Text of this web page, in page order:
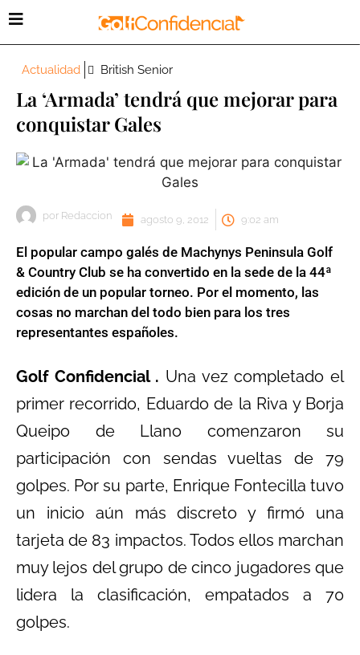
Actualidad British Senior
La ‘Armada’ tendrá que mejorar para
conquistar Gales
por Redaccion agosto 9, 2012 9:02 am
El popular campo galés de Machynys Peninsula Golf
& Country Club se ha convertido en la sede de la 44ª
edición de un popular torneo. Por el momento, las
cosas no marchan del todo bien para los tres
representantes españoles.
Golf Confidencial . Una vez completado el
primer recorrido, Eduardo de la Riva y Borja
Queipo de Llano comenzaron su
participación con sendas vueltas de 79
golpes. Por su parte, Enrique Fontecilla tuvo
un inicio aún más discreto y firmó una
tarjeta de 83 impactos. Todos ellos marchan
muy lejos del grupo de cinco jugadores que
lidera la clasificación, empatados a 70
golpes.